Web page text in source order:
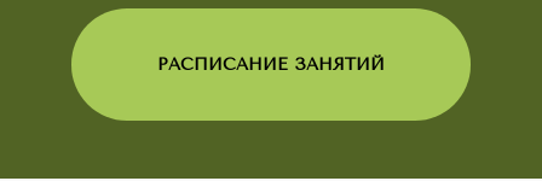
РАСПИСАНИЕ ЗАНЯТИЙ